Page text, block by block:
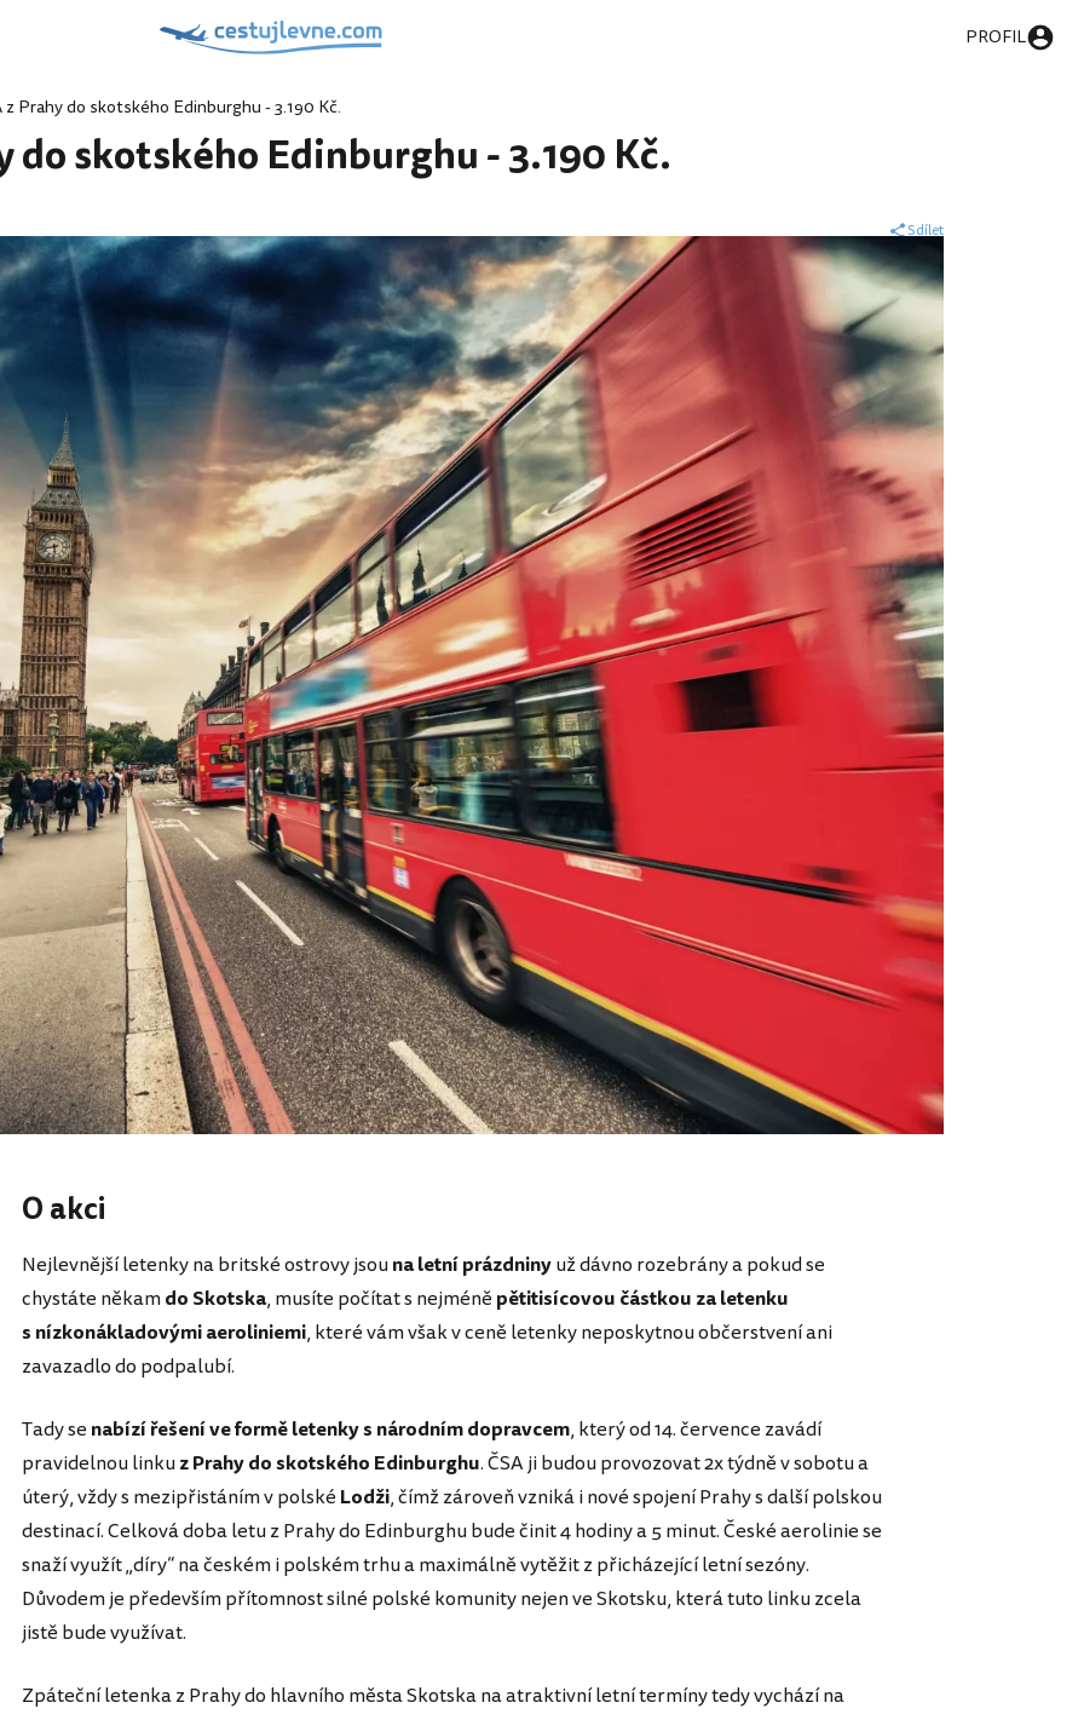
PROFIL
z Prahy do skotského Edinburghu - 3.190 Kč.
do skotského Edinburghu - 3.190 Kč.
Sdílet
O akci
Nejlevnější letenky na britské ostrovy jsouna letní prázdninyuž dávno rozebrány a pokud se
chystáte někamdo Skotska, musíte počítat s nejméně pětitisícovou částkou za letenku
s nízkonákladovými aeroliniemi, které vám však v ceně letenky neposkytnou občerstvení ani
zavazadlo do podpalubí.
Tady se nabízí řešení ve formě letenky s národním dopravcem, který od 14. července zavádí
pravidelnou linkuz Prahy do skotského Edinburghu. ČSA ji budou provozovat 2x týdně v sobotu a
úterý, vždy s mezipřistáním v polské Lodži, čímž zároveň vzniká i nové spojení Prahy s další polskou
destinací. Celková doba letu z Prahy do Edinburghu bude činit 4 hodiny a 5 minut. České aerolinie se
snaží využít „díry“ na českém i polském trhu a maximálně vytěžit z přicházející letní sezóny.
Důvodem je především přítomnost silné polské komunity nejen ve Skotsku, která tuto linku zcela
jistě bude využívat.
Zpáteční letenka z Prahy do hlavního města Skotska na atraktivní letní termíny tedy vychází na